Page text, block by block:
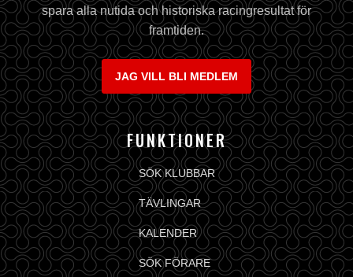
spara alla nutida och historiska racingresultat för
framtiden.
JAG VILL BLI MEDLEM
FUNKTIONER
SÖK KLUBBAR
TÄVLINGAR
KALENDER
SÖK FÖRARE